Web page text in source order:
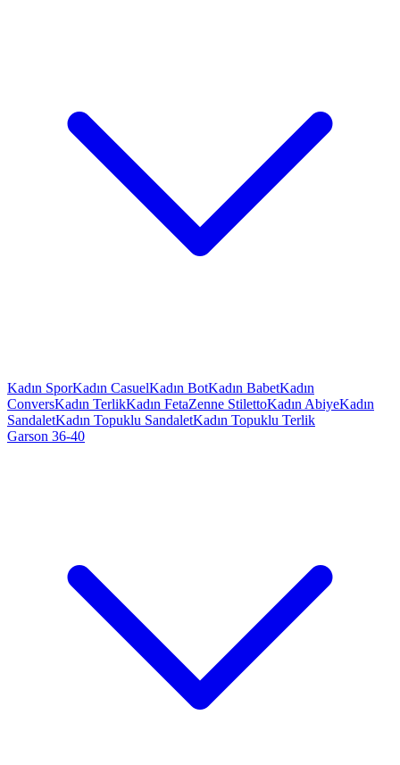
Kadın SporKadın CasuelKadın BotKadın BabetKadın
ConversKadın TerlikKadın FetaZenne StilettoKadın AbiyeKadın
SandaletKadın Topuklu SandaletKadın Topuklu Terlik
Garson 36-40